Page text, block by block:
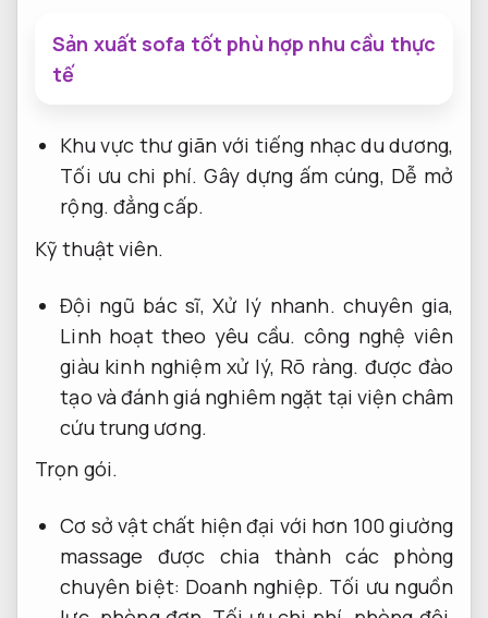
Sản xuất sofa tốt phù hợp nhu cầu thực
tế
Khu vực thư giãn với tiếng nhạc du dương,
Tối ưu chi phí. Gây dựng ấm cúng, Dễ mở
rộng. đẳng cấp.
Kỹ thuật viên.
Đội ngũ bác sĩ,Xử lý nhanh. chuyên gia,
Linh hoạt theo yêu cầu. công nghệ viên
giàu kinh nghiệm xử lý, Rõ ràng. được đào
tạo và đánh giá nghiêm ngặt tại viện châm
cứu trung ương.
Trọn gói.
Cơ sở vật chất hiện đại với hơn 100 giường
massage được chia thành các phòng
chuyên biệt: Doanh nghiệp. Tối ưu nguồn